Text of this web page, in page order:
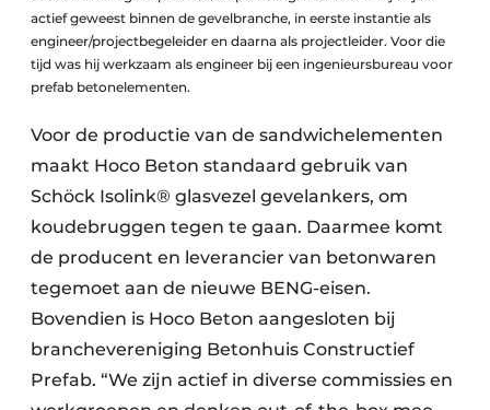
actief geweest binnen de gevelbranche, in eerste instantie als
engineer/projectbegeleider en daarna als projectleider. Voor die
tijd was hij werkzaam als engineer bij een ingenieursbureau voor
prefab betonelementen.
Voor de productie van de sandwichelementen
maakt Hoco Beton standaard gebruik van
Schöck Isolink® glasvezel gevelankers, om
koudebruggen tegen te gaan. Daarmee komt
de producent en leverancier van betonwaren
tegemoet aan de nieuwe BENG-eisen.
Bovendien is Hoco Beton aangesloten bij
branchevereniging Betonhuis Constructief
Prefab. “We zijn actief in diverse commissies en